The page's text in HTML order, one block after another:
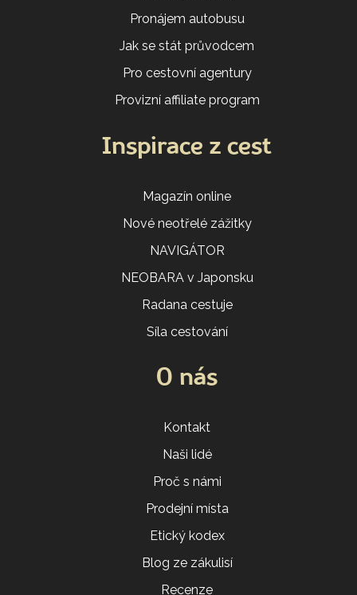
Pronájem autobusu
Jak se stát průvodcem
Pro cestovní agentury
Provizní affiliate program
Inspirace z cest
Magazín online
Nové neotřelé zážitky
NAVIGÁTOR
NEOBARA v Japonsku
Radana cestuje
Síla cestování
O nás
Kontakt
Naši lidé
Proč s námi
Prodejní místa
Etický kodex
Blog ze zákulisí
Recenze